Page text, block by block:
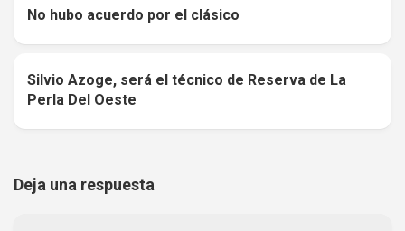
No hubo acuerdo por el clásico
Silvio Azoge, será el técnico de Reserva de La
Perla Del Oeste
Deja una respuesta